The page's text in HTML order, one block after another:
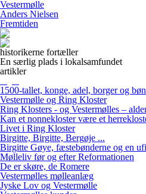
Vestermølle
Anders Nielsen
Fremtiden
historikerne fortæller
En særlig plads i lokalsamfundet
artikler
1500-tallet, konge, adel, borger og
Vestermølle og Ring Kloster
Ring Klosters - og Vestermølles –
Kan et nonnekloster være et
Livet i Ring Kloster
Birgitte, Birgitte, Bergøje ...
Birgitte Gøye, fæstebønderne og en
Mølleliv før og efter Reformationen
De er skøre, de Romere
Vestermølles mølleanlæg
Jyske Lov og Vestermølle